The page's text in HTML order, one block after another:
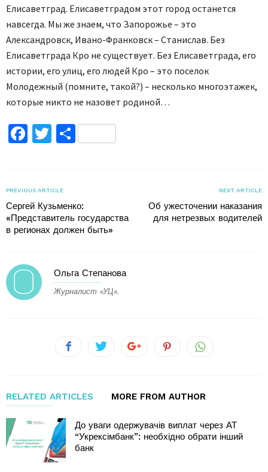
Елисаветград. Елисаветградом этот город останется
навсегда. Мы же знаем, что Запорожье – это
Александровск, Ивано-Франковск – Станислав. Без
Елисаветграда Кро не существует. Без Елисаветграда, его
истории, его улиц, его людей Кро – это поселок
Молодежный (помните, такой?) – несколько многоэтажек,
которые никто не назовет родиной…
Facebook
TwitterПоділитися
PREVIOUS ARTICLE
Сергей Кузьменко:
«Представитель государства
в регионах должен быть»
NEXT ARTICLE
Об ужесточении наказания
для нетрезвых водителей
Ольга Степанова
Журналист «УЦ».
RELATED ARTICLES MORE FROM AUTHOR
До уваги одержувачів виплат через АТ
“Укрексімбанк”: необхідно обрати інший
банк